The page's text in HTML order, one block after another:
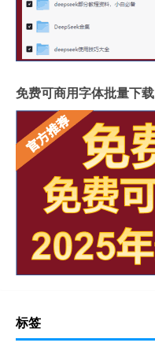
免费可商用字体批量下载
标签